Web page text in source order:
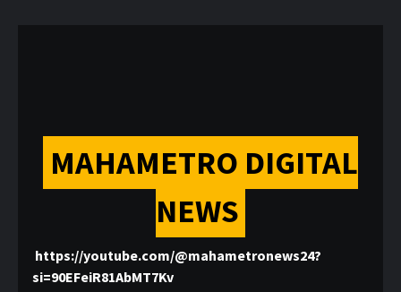
MAHAMETRO DIGITAL
NEWS
https://youtube.com/@mahametronews24?
si=90EFeiR81AbMT7Kv